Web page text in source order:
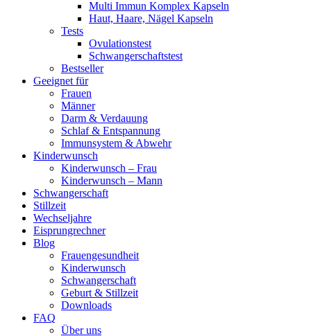
Multi Immun Komplex Kapseln
Haut, Haare, Nägel Kapseln
Tests
Ovulationstest
Schwangerschaftstest
Bestseller
Geeignet für
Frauen
Männer
Darm & Verdauung
Schlaf & Entspannung
Immunsystem & Abwehr
Kinderwunsch
Kinderwunsch – Frau
Kinderwunsch – Mann
Schwangerschaft
Stillzeit
Wechseljahre
Eisprungrechner
Blog
Frauengesundheit
Kinderwunsch
Schwangerschaft
Geburt & Stillzeit
Downloads
FAQ
Über uns